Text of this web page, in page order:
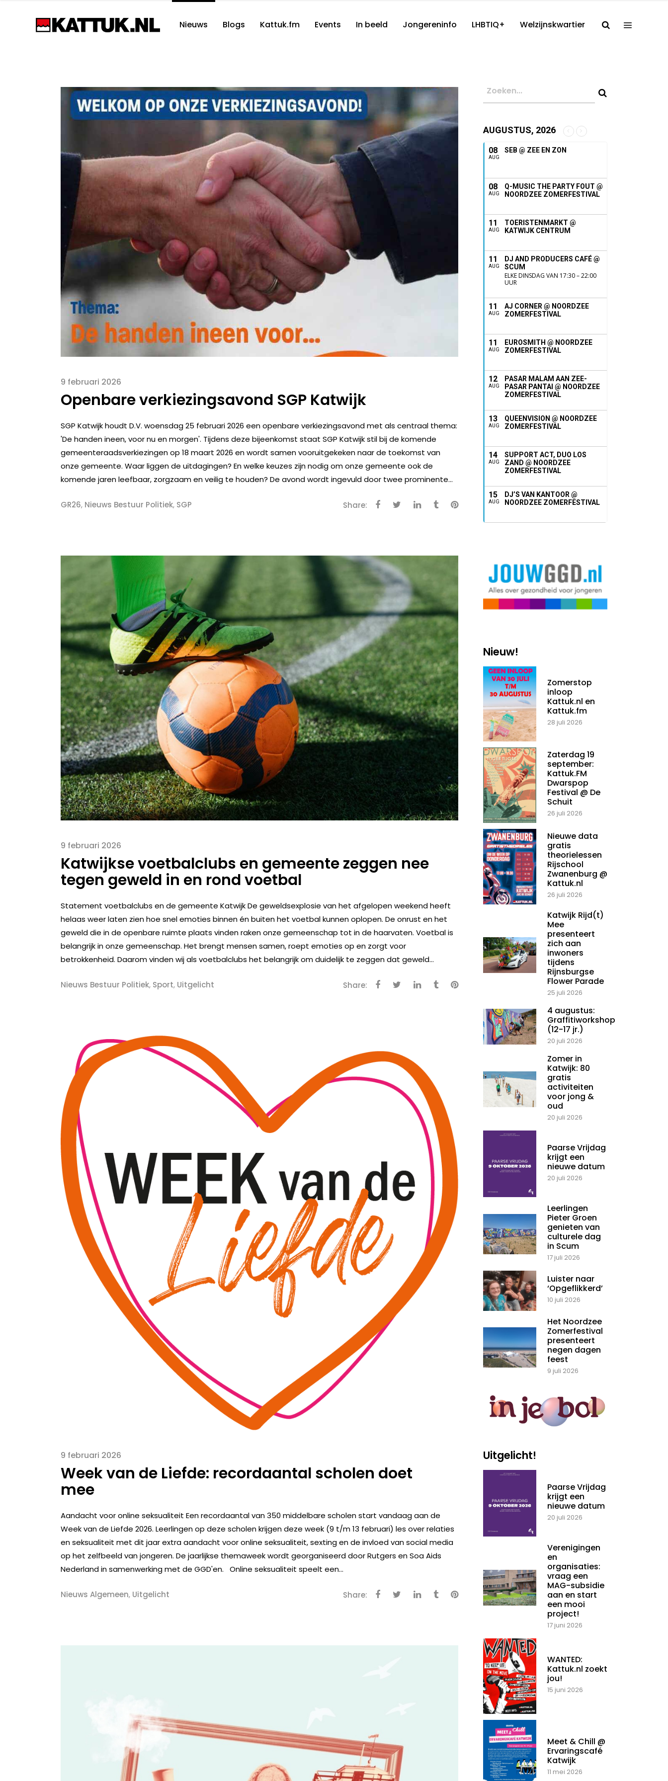
Nieuws Blogs Kattuk.fm Events In beeld Jongereninfo LHBTIQ+ Welzijnskwartier
9 februari 2026
Openbare verkiezingsavond SGP Katwijk
SGP Katwijk houdt D.V. woensdag 25 februari 2026 een openbare verkiezingsavond met als centraal thema:
'De handen ineen, voor nu en morgen'. Tijdens deze bijeenkomst staat SGP Katwijk stil bij de komende
gemeenteraadsverkiezingen op 18 maart 2026 en wordt samen vooruitgekeken naar de toekomst van
onze gemeente. Waar liggen de uitdagingen? En welke keuzes zijn nodig om onze gemeente ook de
komende jaren leefbaar, zorgzaam en veilig te houden? De avond wordt ingevuld door twee prominente...
GR26, Nieuws Bestuur Politiek, SGP Share:
9 februari 2026
Katwijkse voetbalclubs en gemeente zeggen nee
tegen geweld in en rond voetbal
Statement voetbalclubs en de gemeente Katwijk De geweldsexplosie van het afgelopen weekend heeft
helaas weer laten zien hoe snel emoties binnen én buiten het voetbal kunnen oplopen. De onrust en het
geweld die in de openbare ruimte plaats vinden raken onze gemeenschap tot in de haarvaten. Voetbal is
belangrijk in onze gemeenschap. Het brengt mensen samen, roept emoties op en zorgt voor
betrokkenheid. Daarom vinden wij als voetbalclubs het belangrijk om duidelijk te zeggen dat geweld...
Nieuws Bestuur Politiek, Sport, Uitgelicht Share:
9 februari 2026
Week van de Liefde: recordaantal scholen doet
mee
Aandacht voor online seksualiteit Een recordaantal van 350 middelbare scholen start vandaag aan de
Week van de Liefde 2026. Leerlingen op deze scholen krijgen deze week (9 t/m 13 februari) les over relaties
en seksualiteit met dit jaar extra aandacht voor online seksualiteit, sexting en de invloed van social media
op het zelfbeeld van jongeren. De jaarlijkse themaweek wordt georganiseerd door Rutgers en Soa Aids
Nederland in samenwerking met de GGD'en. Online seksualiteit speelt een...
Nieuws Algemeen, Uitgelicht Share:
AUGUSTUS, 2026
08
AUG
SEB @ ZEE EN ZON
08
AUG
Q-MUSIC THE PARTY FOUT @
NOORDZEE ZOMERFESTIVAL
11
AUG
TOERISTENMARKT @
KATWIJK CENTRUM
11
AUG
DJ AND PRODUCERS CAFÉ @
SCUM
ELKE DINSDAG VAN 17:30 – 22:00
UUR
11
AUG
AJ CORNER @ NOORDZEE
ZOMERFESTIVAL
11
AUG
EUROSMITH @ NOORDZEE
ZOMERFESTIVAL
12
AUG
PASAR MALAM AAN ZEE-
PASAR PANTAI @ NOORDZEE
ZOMERFESTIVAL
13
AUG
QUEENVISION @ NOORDZEE
ZOMERFESTIVAL
14
AUG
SUPPORT ACT, DUO LOS
ZAND @ NOORDZEE
ZOMERFESTIVAL
15
AUG
DJ’S VAN KANTOOR @
NOORDZEE ZOMERFESTIVAL
Nieuw!
Zomerstop
inloop
Kattuk.nl en
Kattuk.fm
28 juli 2026
Zaterdag 19
september:
Kattuk.FM
Dwarspop
Festival @ De
Schuit
26 juli 2026
Nieuwe data
gratis
theorielessen
Rijschool
Zwanenburg @
Kattuk.nl
26 juli 2026
Katwijk Rijd(t)
Mee
presenteert
zich aan
inwoners
tijdens
Rijnsburgse
Flower Parade
25 juli 2026
4 augustus:
Graffitiworkshop
(12-17 jr.)
20 juli 2026
Zomer in
Katwijk: 80
gratis
activiteiten
voor jong &
oud
20 juli 2026
Paarse Vrijdag
krijgt een
nieuwe datum
20 juli 2026
Leerlingen
Pieter Groen
genieten van
culturele dag
in Scum
17 juli 2026
Luister naar
‘Opgeflikkerd’
10 juli 2026
Het Noordzee
Zomerfestival
presenteert
negen dagen
feest
9 juli 2026
Uitgelicht!
Paarse Vrijdag
krijgt een
nieuwe datum
20 juli 2026
Verenigingen
en
organisaties:
vraag een
MAG-subsidie
aan en start
een mooi
project!
17 juni 2026
WANTED:
Kattuk.nl zoekt
jou!
15 juni 2026
Meet & Chill @
Ervaringscafé
Katwijk
11 mei 2026